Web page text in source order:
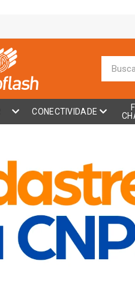
CONECTIVIDADE